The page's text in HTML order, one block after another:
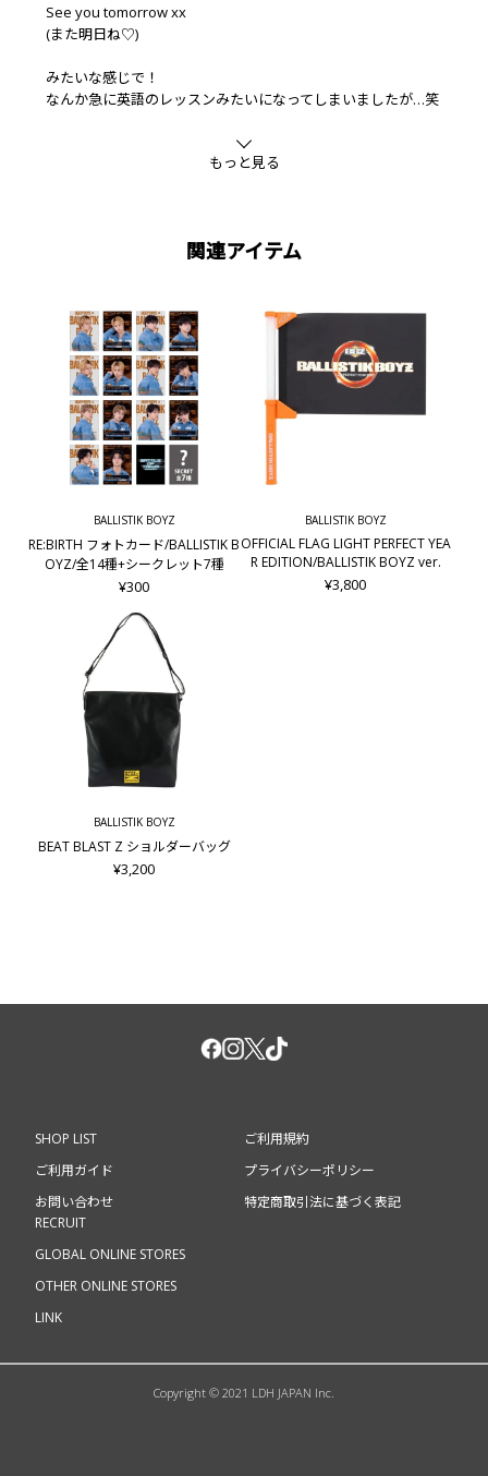
See you tomorrow xx
(また明日ね♡)
みたいな感じで！
なんか急に英語のレッスンみたいになってしまいましたが…笑
手にとってくださる皆さんへ愛を込めてという意味と、Kissは
Lipでするから僕が作ったリップバームに”XX”と名づけました
色は透明なので女性の方はリップの上から保湿を足したいとき
そしてリップバームに付いているBBZハート♡のチャームはネ
ックレスのトップにできるようにデザインしました!!
ファッションとしても楽しんでもらえると嬉しいです！
皆さんのお供になりますように♡
本商品のパッケージに購入者限定動画コンテンツを視聴するた
めのQRコードが付いています！
ぜひお買い求めの上、お楽しみください♪
※本コンテンツの公開期間は、BALLISTIK BOYZ LIVE TOUR
2026 "BEAT BLAST Z"グッズ販売終了日までを予定しておりま
※本パッケージは商品保護のためのものです。ダメージによる
お取り替えはいたしかねますので、ご了承ください。
内容量:7.5ｇ
■素材
・容器:プラスチック／カラビナ、チャーム:亜鉛合金、鉄
・成分:ポリブテン、ダイマージリノール酸ダイマージリノレ
イルビス(ベヘニル/イソステアリル/フィトステリル)、ビスジ
グリセリルポリアシルアジペート-2、シア脂、マイクロクリス
タリンワックス、イソステアリン酸ソルビタン、ポリリシノレ
イン酸ポリグリセリル－３、エチルヘキシルグリセリン、酢酸
トコフェロール、フェノキシエタノール、水、グリセリン、
もっと見る
関連アイテム
BALLISTIK BOYZ
RE:BIRTH フォトカード/BALLISTIK B
OYZ/全14種+シークレット7種
¥300
BALLISTIK BOYZ
OFFICIAL FLAG LIGHT PERFECT YEA
R EDITION/BALLISTIK BOYZ ver.
¥3,800
BALLISTIK BOYZ
BEAT BLAST Z ショルダーバッグ
¥3,200
SHOP LIST
ご利用ガイド
お問い合わせ
ご利用規約
プライバシーポリシー
特定商取引法に基づく表記
RECRUIT
GLOBAL ONLINE STORES
OTHER ONLINE STORES
LINK
Copyright © 2021 LDH JAPAN Inc.